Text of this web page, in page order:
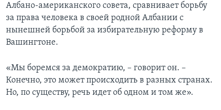
Албано-американского совета, сравнивает борьбу
за права человека в своей родной Албании с
нынешней борьбой за избирательную реформу в
Вашингтоне.
«Мы боремся за демократию, – говорит он. –
Конечно, это может происходить в разных странах.
Но, по существу, речь идет об одном и том же».